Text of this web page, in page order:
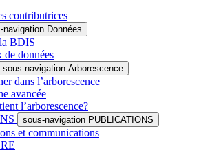
contributrices
navigation Données
BDIS
de données
sous-navigation Arborescence
dans l’arborescence
avancée
l’arborescence?
sous-navigation PUBLICATIONS
et communications